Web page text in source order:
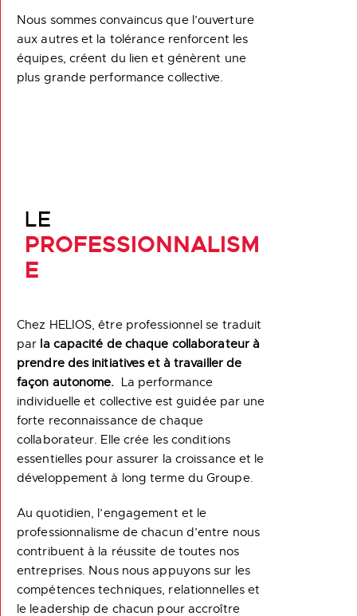
Nous sommes convaincus que l’ouverture
aux autres et la tolérance renforcent les
équipes, créent du lien et génèrent une
plus grande performance collective.
LE
PROFESSIONNALISM
E
Chez HELIOS, être professionnel se traduit
par la capacité de chaque collaborateur à
prendre des initiatives et à travailler de
façon autonome. La performance
individuelle et collective est guidée par une
forte reconnaissance de chaque
collaborateur. Elle crée les conditions
essentielles pour assurer la croissance et le
développement à long terme du Groupe.
Au quotidien, l’engagement et le
professionnalisme de chacun d’entre nous
contribuent à la réussite de toutes nos
entreprises. Nous nous appuyons sur les
compétences techniques, relationnelles et
le leadership de chacun pour accroître